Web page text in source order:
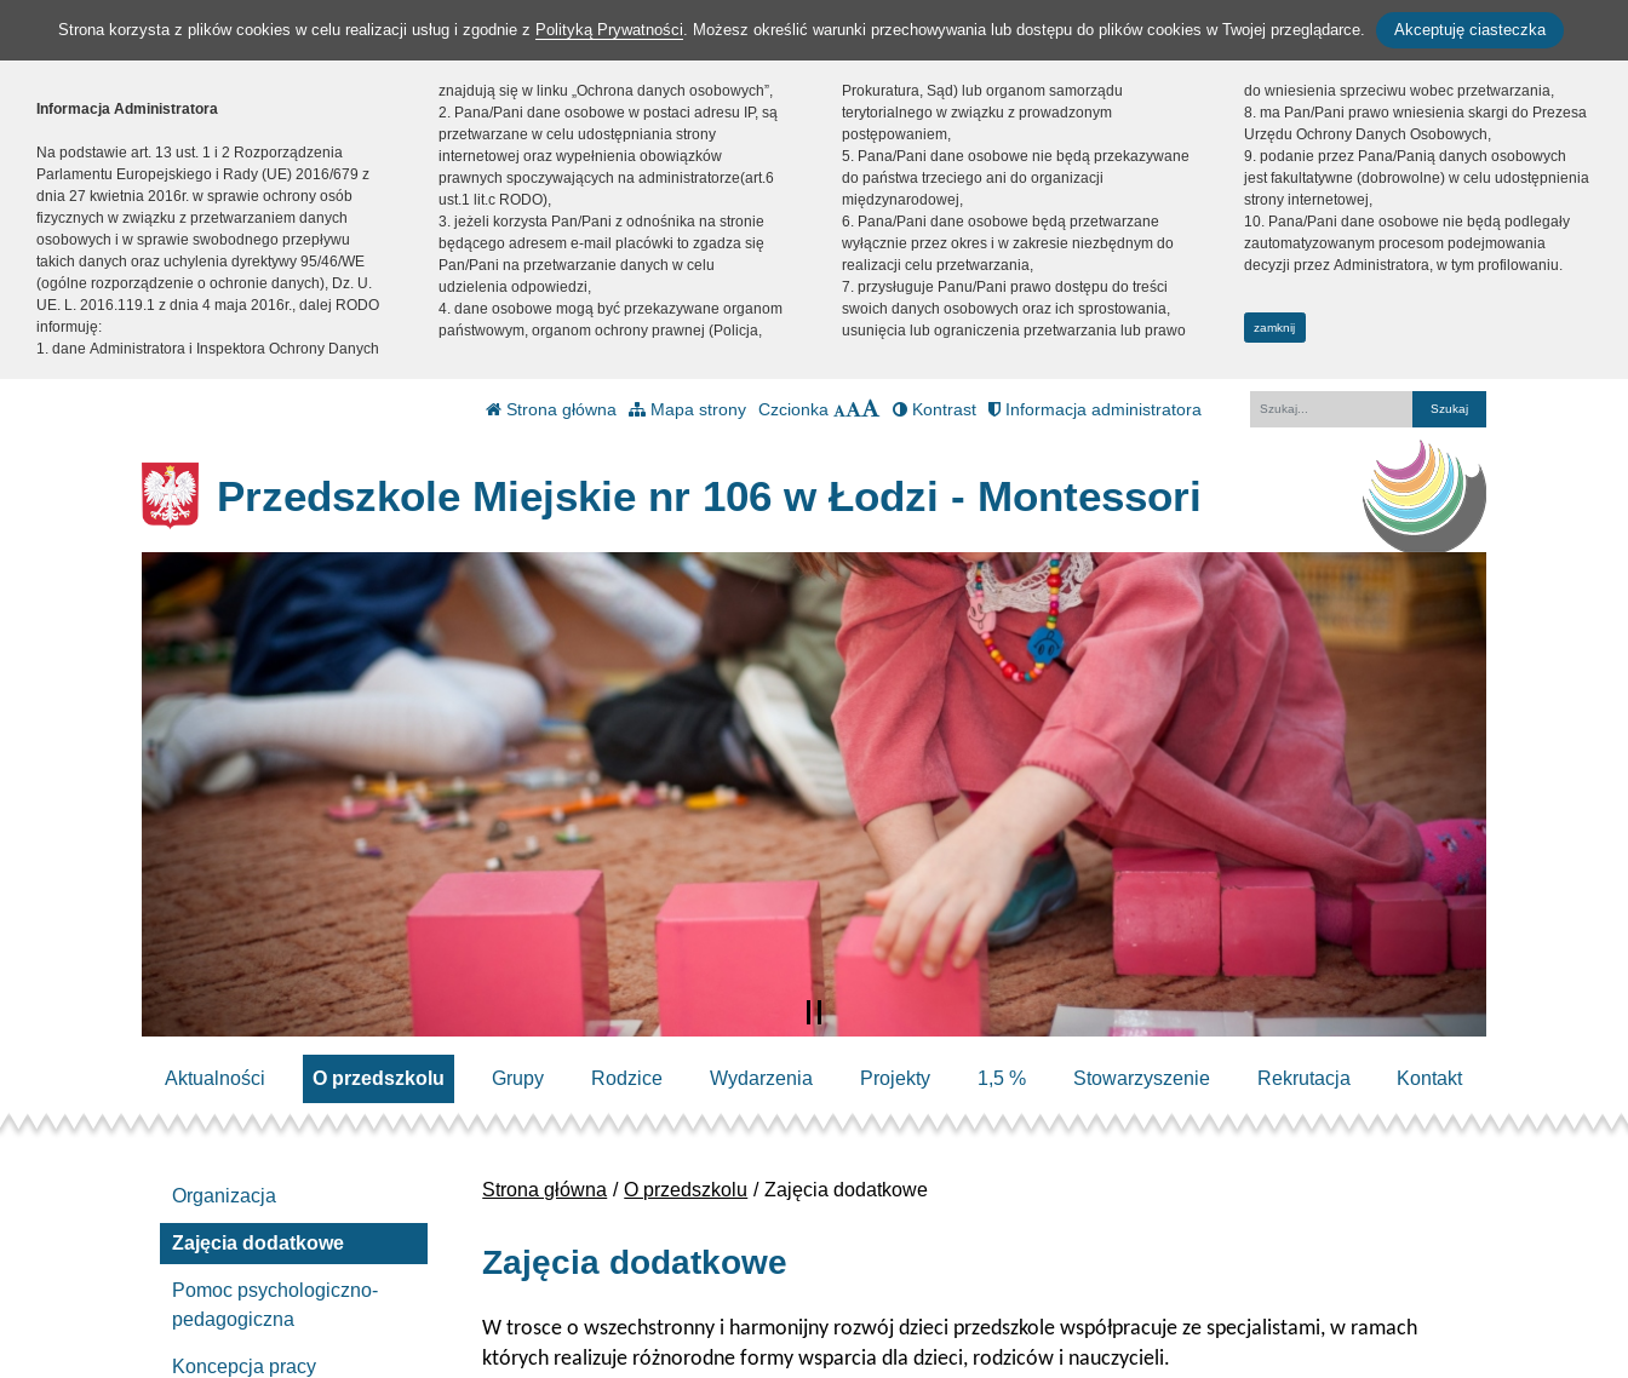
Strona korzysta z plików cookies w celu realizacji usług i zgodnie z Polityką Prywatności. Możesz określić warunki przechowywania lub dostępu do plików cookies w Twojej przeglądarce. Akceptuję ciasteczka
Informacja Administratora
Na podstawie art. 13 ust. 1 i 2 Rozporządzenia
Parlamentu Europejskiego i Rady (UE) 2016/679 z
dnia 27 kwietnia 2016r. w sprawie ochrony osób
fizycznych w związku z przetwarzaniem danych
osobowych i w sprawie swobodnego przepływu
takich danych oraz uchylenia dyrektywy 95/46/WE
(ogólne rozporządzenie o ochronie danych), Dz. U.
UE. L. 2016.119.1 z dnia 4 maja 2016r., dalej RODO
informuję:
1. dane Administratora i Inspektora Ochrony Danych
znajdują się w linku „Ochrona danych osobowych”,
2. Pana/Pani dane osobowe w postaci adresu IP, są
przetwarzane w celu udostępniania strony
internetowej oraz wypełnienia obowiązków
prawnych spoczywających na administratorze(art.6
ust.1 lit.c RODO),
3. jeżeli korzysta Pan/Pani z odnośnika na stronie
będącego adresem e-mail placówki to zgadza się
Pan/Pani na przetwarzanie danych w celu
udzielenia odpowiedzi,
4. dane osobowe mogą być przekazywane organom
państwowym, organom ochrony prawnej (Policja,
Prokuratura, Sąd) lub organom samorządu
terytorialnego w związku z prowadzonym
postępowaniem,
5. Pana/Pani dane osobowe nie będą przekazywane
do państwa trzeciego ani do organizacji
międzynarodowej,
6. Pana/Pani dane osobowe będą przetwarzane
wyłącznie przez okres i w zakresie niezbędnym do
realizacji celu przetwarzania,
7. przysługuje Panu/Pani prawo dostępu do treści
swoich danych osobowych oraz ich sprostowania,
usunięcia lub ograniczenia przetwarzania lub prawo
do wniesienia sprzeciwu wobec przetwarzania,
8. ma Pan/Pani prawo wniesienia skargi do Prezesa
Urzędu Ochrony Danych Osobowych,
9. podanie przez Pana/Panią danych osobowych
jest fakultatywne (dobrowolne) w celu udostępnienia
strony internetowej,
10. Pana/Pani dane osobowe nie będą podlegały
zautomatyzowanym procesom podejmowania
decyzji przez Administratora, w tym profilowaniu.
zamknij
Strona główna Mapa strony Czcionka Kontrast Informacja administratora
Fraza
Przedszkole Miejskie nr 106 w Łodzi - Montessori
Aktualności O przedszkolu Grupy Rodzice Wydarzenia Projekty 1,5 % Stowarzyszenie Rekrutacja Kontakt
Strona główna O przedszkolu Zajęcia dodatkowe
Zajęcia dodatkowe
W trosce o wszechstronny i harmonijny rozwój dzieci przedszkole współpracuje ze specjalistami, w ramach
których realizuje różnorodne formy wsparcia dla dzieci, rodziców i nauczycieli.
Organizacja
Zajęcia dodatkowe
Pomoc psychologiczno-
pedagogiczna
Koncepcja pracy